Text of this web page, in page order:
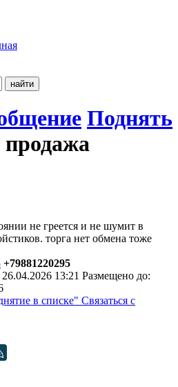
Поднять
продажа
не греется и не шумит в
торга нет обмена тоже
+79881220295
26.04.2026 13:21 Размещено до:
в списке" Связаться с